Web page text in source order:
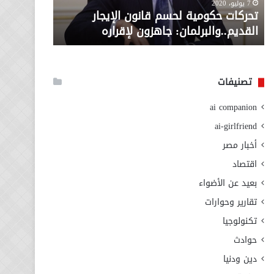
لإقراره
7 يوليو، 2020
تحركات حكومية لحسم قانون الإيجار
القديم..والبرلمان: جاهزون لإقراره
من
وزارة
الاجتماعي
تصنيفات
ai companion
ai-girlfriend
أخبار مصر
اقتصاد
بعيد عن الأضواء
تقارير وحوارات
تكنولوجيا
حوادث
دين ودنيا